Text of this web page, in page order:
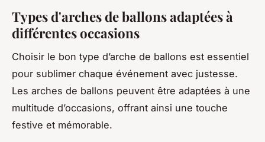
Types d'arches de ballons adaptées à
différentes occasions
Choisir le bon type d’arche de ballons est essentiel
pour sublimer chaque événement avec justesse.
Les arches de ballons peuvent être adaptées à une
multitude d’occasions, offrant ainsi une touche
festive et mémorable.